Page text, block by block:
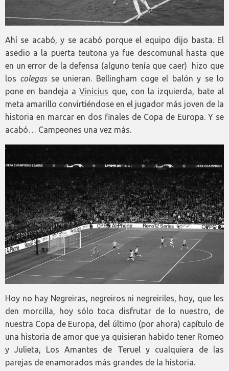
Ahí se acabó, y se acabó porque el equipo dijo basta. El
asedio a la puerta teutona ya fue descomunal hasta que
en un error de la defensa (alguno tenía que caer) hizo que
los colegas se unieran. Bellingham coge el balón y se lo
pone en bandeja aVinícius que, con la izquierda, bate al
meta amarillo convirtiéndose en el jugador más joven de la
historia en marcar en dos finales de Copa de Europa. Y se
acabó… Campeones una vez más.
Hoy no hay Negreiras, negreiros ni negreiriles, hoy, que les
den morcilla, hoy sólo toca disfrutar de lo nuestro, de
nuestra Copa de Europa, del último (por ahora) capítulo de
una historia de amor que ya quisieran habido tener Romeo
y Julieta, Los Amantes de Teruel y cualquiera de las
parejas de enamorados más grandes de la historia.